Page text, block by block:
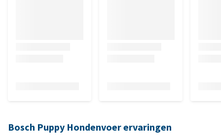
Bosch Puppy Hondenvoer ervaringen